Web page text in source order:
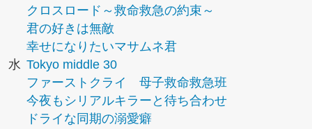
クロスロード～救命救急の約束～
君の好きは無敵
幸せになりたいマサムネ君
水 Tokyo middle 30
ファーストクライ 母子救命救急班
今夜もシリアルキラーと待ち合わせ
ドライな同期の溺愛癖